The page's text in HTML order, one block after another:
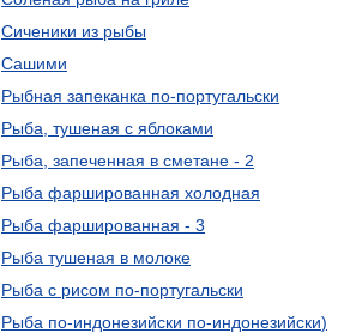
Сиченики из рыбы
Сашими
Рыбная запеканка по-португальски
Рыба тушеная с яблоками
Рыба запеченная в сметане - 2
Рыба фаршированная холодная
Рыба фаршированная - 3
Рыба тушеная в молоке
Рыба с рисом по-португальски
Рыба по-индонезийски по-индонезийски)